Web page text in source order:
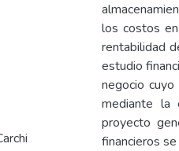
los costos
rentabilidad
estudio
negocio
mediante la
proyecto
financieros